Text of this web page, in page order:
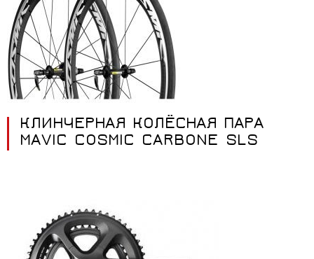
КЛИНЧЕРНАЯ КОЛЁСНАЯ ПАРА
MAVIC COSMIC CARBONE SLS